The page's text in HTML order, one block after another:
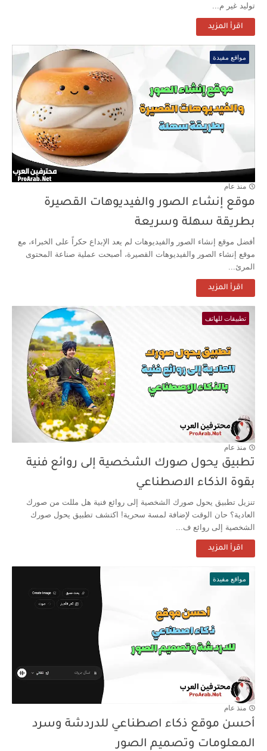
توليد غير م...
اقرأ المزيد
مواقع مفيدة
منذ عام
موقع إنشاء الصور والفيديوهات القصيرة
بطريقة سهلة وسريعة
أفضل موقع إنشاء الصور والفيديوهات لم يعد الإبداع حكراً على الخبراء، مع
موقع إنشاء الصور والفيديوهات القصيرة، أصبحت عملية صناعة المحتوى
المرئ...
اقرأ المزيد
تطبيقات للهاتف
منذ عام
تطبيق يحول صورك الشخصية إلى روائع فنية
بقوة الذكاء الاصطناعي
تنزيل تطبيق يحول صورك الشخصية إلى روائع فنية هل مللت من صورك
العادية؟ حان الوقت لإضافة لمسة سحرية! اكتشف تطبيق يحول صورك
الشخصية إلى روائع ف...
اقرأ المزيد
مواقع مفيدة
منذ عام
أحسن موقع ذكاء اصطناعي للدردشة وسرد
المعلومات وتصميم الصور